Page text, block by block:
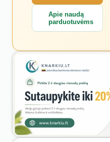
Apie naudą
parduotuvėms